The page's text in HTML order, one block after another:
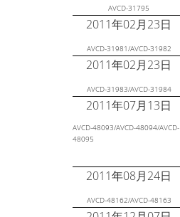
AVCD-31795
2011年02月23日
AVCD-31981/AVCD-31982
2011年02月23日
AVCD-31983/AVCD-31984
2011年07月13日
AVCD-48093/AVCD-48094/AVCD-
48095
2011年08月24日
AVCD-48162/AVCD-48163